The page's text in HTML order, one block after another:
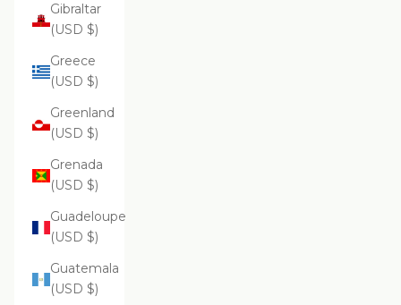
Gibraltar
(USD $)
Greece
(USD $)
Greenland
(USD $)
Grenada
(USD $)
Guadeloupe
(USD $)
Guatemala
(USD $)